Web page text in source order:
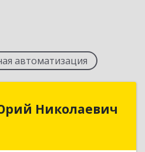
автоматизация
Николаевич
Николаевич